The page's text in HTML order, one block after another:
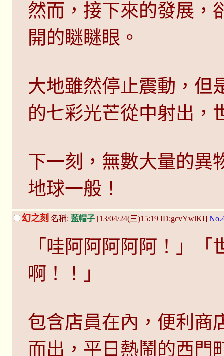
然而，接下來的發展，
開的瞇瞇眼。
大地雖然停止震動，但
的七彩光芒從中射出
下一刻，無數大量的異
地球一般！
幻之刻 名稱: 藍帽子 [13/04/24(三)15:19 ID:gcvYwlKI]
「哇阿阿阿阿阿！」
啊！！」
包含店員在內，便利商
而出，平日熱鬧的西門